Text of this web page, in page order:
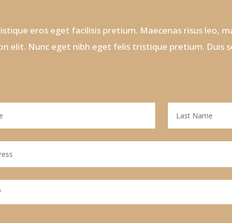
eros eget facilisis pretium. Maecenas risus leo,
elit. Nunc eget nibh eget felis tristique pretium. Duis